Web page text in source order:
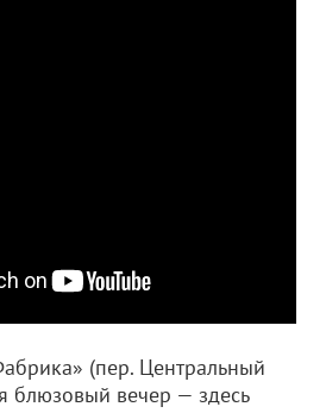
(пер. Центральный
блюзовый вечер — здесь